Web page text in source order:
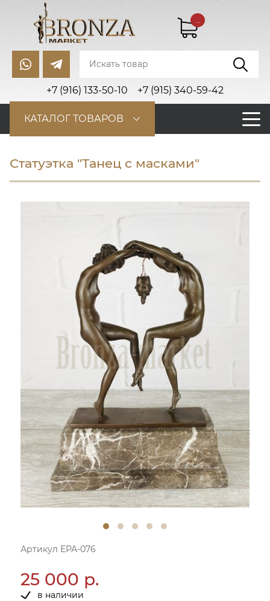
+7 (916) 133-50-10 +7 (915) 340-59-42
...
КАТАЛОГ ТОВАРОВ
Статуэтка "Танец с масками"
Артикул ЕРА-076
25 000 р.
в наличии